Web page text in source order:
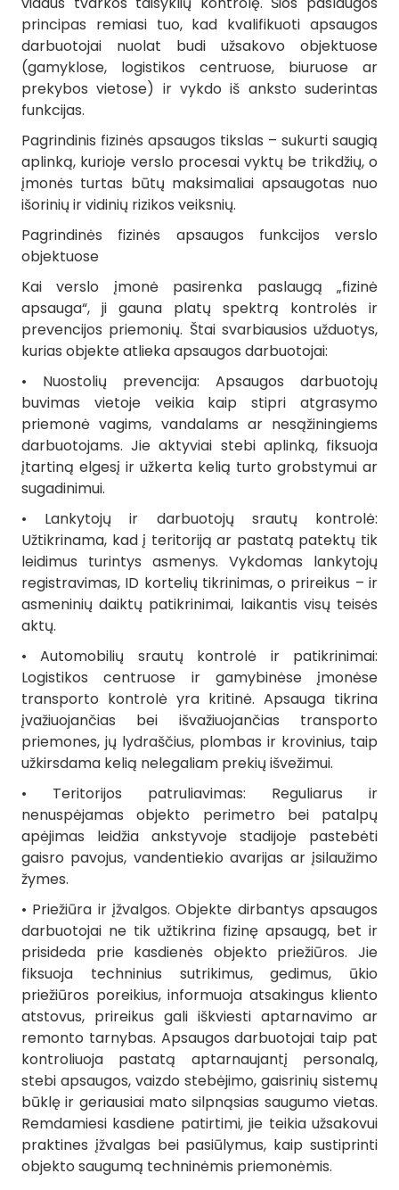
principas remiasi tuo, kad kvalifikuoti apsaugos
darbuotojai nuolat budi užsakovo objektuose
(gamyklose, logistikos centruose, biuruose ar
prekybos vietose) ir vykdo iš anksto suderintas
funkcijas.
Pagrindinis fizinės apsaugos tikslas – sukurti saugią
aplinką, kurioje verslo procesai vyktų be trikdžių, o
įmonės turtas būtų maksimaliai apsaugotas nuo
išorinių ir vidinių rizikos veiksnių.
Pagrindinės fizinės apsaugos funkcijos verslo
objektuose
Kai verslo įmonė pasirenka paslaugą „fizinė
apsauga“, ji gauna platų spektrą kontrolės ir
prevencijos priemonių. Štai svarbiausios užduotys,
kurias objekte atlieka apsaugos darbuotojai:
• Nuostolių prevencija: Apsaugos darbuotojų
buvimas vietoje veikia kaip stipri atgrasymo
priemonė vagims, vandalams ar nesąžiningiems
darbuotojams. Jie aktyviai stebi aplinką, fiksuoja
įtartiną elgesį ir užkerta kelią turto grobstymui ar
sugadinimui.
• Lankytojų ir darbuotojų srautų kontrolė:
Užtikrinama, kad į teritoriją ar pastatą patektų tik
leidimus turintys asmenys. Vykdomas lankytojų
registravimas, ID kortelių tikrinimas, o prireikus – ir
asmeninių daiktų patikrinimai, laikantis visų teisės
aktų.
• Automobilių srautų kontrolė ir patikrinimai:
Logistikos centruose ir gamybinėse įmonėse
transporto kontrolė yra kritinė. Apsauga tikrina
įvažiuojančias bei išvažiuojančias transporto
priemones, jų lydraščius, plombas ir krovinius, taip
užkirsdama kelią nelegaliam prekių išvežimui.
• Teritorijos patruliavimas: Reguliarus ir
nenuspėjamas objekto perimetro bei patalpų
apėjimas leidžia ankstyvoje stadijoje pastebėti
gaisro pavojus, vandentiekio avarijas ar įsilaužimo
žymes.
• Priežiūra ir įžvalgos. Objekte dirbantys apsaugos
darbuotojai ne tik užtikrina fizinę apsaugą, bet ir
prisideda prie kasdienės objekto priežiūros. Jie
fiksuoja techninius sutrikimus, gedimus, ūkio
priežiūros poreikius, informuoja atsakingus kliento
atstovus, prireikus gali iškviesti aptarnavimo ar
remonto tarnybas. Apsaugos darbuotojai taip pat
kontroliuoja pastatą aptarnaujantį personalą,
stebi apsaugos, vaizdo stebėjimo, gaisrinių sistemų
būklę ir geriausiai mato silpnąsias saugumo vietas.
Remdamiesi kasdiene patirtimi, jie teikia užsakovui
praktines įžvalgas bei pasiūlymus, kaip sustiprinti
objekto saugumą techninėmis priemonėmis.